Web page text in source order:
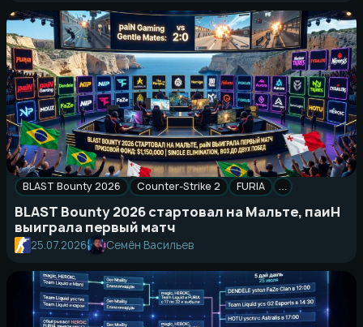
BLAST Bounty 2026 Counter-Strike 2 FURIA …
BLAST Bounty 2026 стартовал на Мальте, паиН
выиграла первый матч
25.07.2026 Семён Васильев